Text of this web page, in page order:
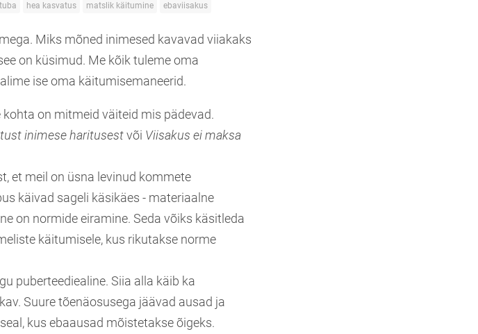
hea kasvatus matslik käitumine ebaviisakus
Miks mõned inimesed kavavad viiakaks
on küsimud. Me kõik tuleme oma
ise oma käitumisemaneerid.
on mitmeid väiteid mis pädevad.
inimese haritusestvõi Viisakus ei maksa
et meil on üsna levinud kommete
käivad sageli käsikäes - materiaalne
on normide eiramine. Seda võiks käsitleda
käitumisele, kus rikutakse norme
puberteediealine. Siia alla käib ka
Suure tõenäosusega jäävad ausad ja
kus ebaausad mõistetakse õigeks.